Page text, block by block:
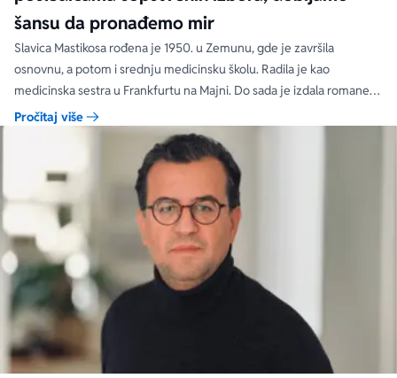
šansu da pronađemo mir
Slavica Mastikosa rođena je 1950. u Zemunu, gde je završila
osnovnu, a potom i srednju medicinsku školu. Radila je kao
medicinska sestra u Frankfurtu na Majni. Do sada je izdala romane
„Tri hleba nasušna“, „Međaši savesti“, „Zakon srca“, „Tri hleba nasušna
na polici vremena“, koji su objavljeni u više izdanja.
Pročitaj više